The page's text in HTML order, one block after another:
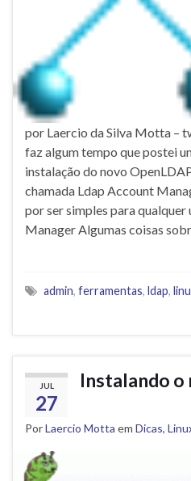
por Laercio da Silva Motta –
faz algum tempo que postei
instalação do novo
chamada Ldap Account
por ser simples para qualquer
Manager Algumas coisas
admin, ferramentas, ldap,
JUL
27
Instalando o
PorLaercio Motta em Dicas,